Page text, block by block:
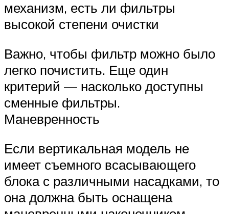
механизм, есть ли фильтры
высокой степени очистки
Важно, чтобы фильтр можно было
легко почистить. Еще один
критерий — насколько доступны
сменные фильтры.
Маневренность
Если вертикальная модель не
имеет съемного всасывающего
блока с различными насадками, то
она должна быть оснащена